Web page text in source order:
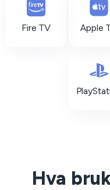
Fire TV Apple
Hva